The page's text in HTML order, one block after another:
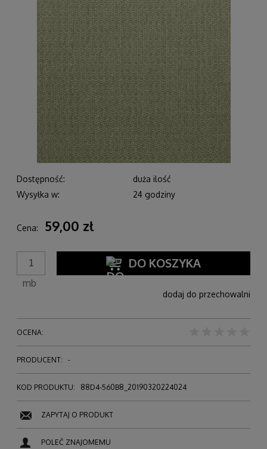
Dostępność:
duża ilość
Wysyłka w:
24 godziny
Cena: 59,00 zł
mb
DO KOSZYKA
dodaj do przechowalni
OCENA:
PRODUCENT: -
KOD PRODUKTU: 88D4-560B8_20190320224024
ZAPYTAJ O PRODUKT
POLEĆ ZNAJOMEMU